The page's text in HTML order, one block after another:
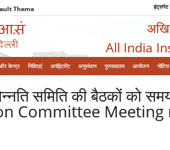
Theme
All India
और केन्‍द्र निविदाएं अपॉइंटमेंट अनुसंधान पुस्तकालय आयोजन नोटिस
समिति की बैठकों
Committee Meeting